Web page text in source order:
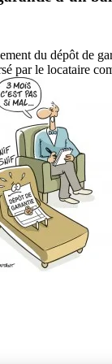
du dépôt de
par le locataire